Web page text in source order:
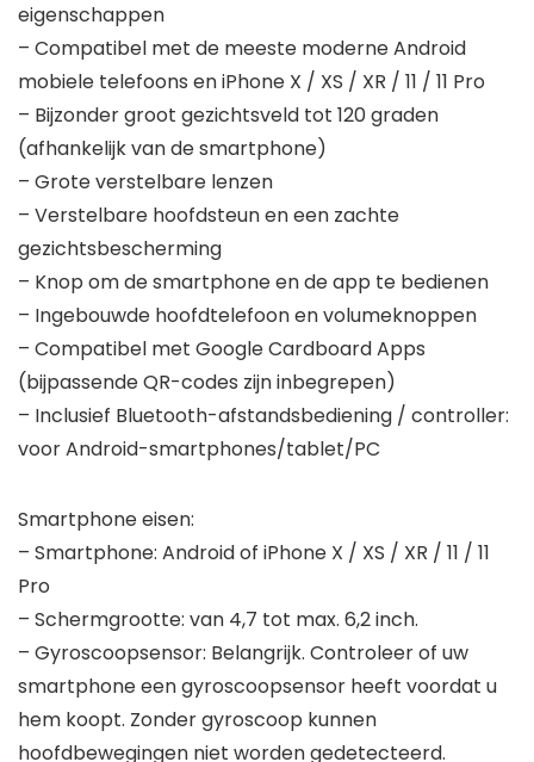
eigenschappen
– Compatibel met de meeste moderne Android
mobiele telefoons en iPhone X / XS / XR / 11 / 11 Pro
– Bijzonder groot gezichtsveld tot 120 graden
(afhankelijk van de smartphone)
– Grote verstelbare lenzen
– Verstelbare hoofdsteun en een zachte
gezichtsbescherming
– Knop om de smartphone en de app te bedienen
– Ingebouwde hoofdtelefoon en volumeknoppen
– Compatibel met Google Cardboard Apps
(bijpassende QR-codes zijn inbegrepen)
– Inclusief Bluetooth-afstandsbediening / controller:
voor Android-smartphones/tablet/PC
Smartphone eisen:
– Smartphone: Android of iPhone X / XS / XR / 11 / 11
Pro
– Schermgrootte: van 4,7 tot max. 6,2 inch.
– Gyroscoopsensor: Belangrijk. Controleer of uw
smartphone een gyroscoopsensor heeft voordat u
hem koopt. Zonder gyroscoop kunnen
hoofdbewegingen niet worden gedetecteerd.